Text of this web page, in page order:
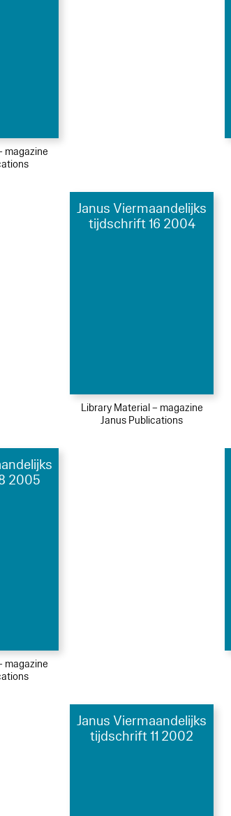
magazine
Janus Viermaandelijks
tijdschrift 16 2004
Library Material – magazine
Janus Publications
2005
magazine
Janus Viermaandelijks
tijdschrift 11 2002